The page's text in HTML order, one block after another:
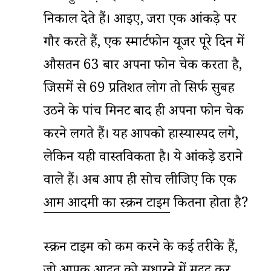
निकाल देते हैं। आइए, जरा एक आंकड़े पर
गौर करते हैं, एक स्मार्टफोन यूजर पूरे दिन में
औसतन 63 बार अपना फोन चेक करता है,
जिसमें से 69 प्रतिशत लोग तो सिर्फ सुबह
उठने के पांच मिनट बाद ही अपना फोन चेक
करने लगते हैं। यह आपको हास्यास्पद लगे,
लेकिन यही वास्तविकता है। ये आंकड़े डराने
वाले हैं। अब आप ही सोच लीजिए कि एक
आम आदमी का स्क्रीन टाइमकितना होता है?
स्क्रीन टाइम को कम करने के कई तरीके हैं,